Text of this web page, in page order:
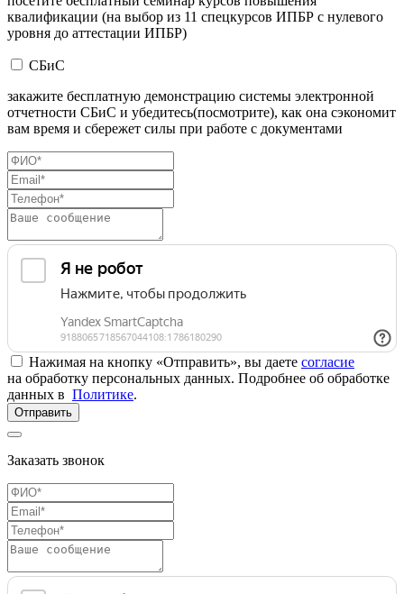
квалификации (на выбор из 11 спецкурсов ИПБР с нулевого
уровня до аттестации ИПБР)
СБиС
закажите бесплатную демонстрацию системы электронной
отчетности СБиС и убедитесь(посмотрите), как она сэкономит
вам время и сбережет силы при работе с документами
Нажимая на кнопку «Отправить», вы даете согласие
на обработку персональных данных. Подробнее об обработке
данных в Политике.
Отправить
Заказать звонок